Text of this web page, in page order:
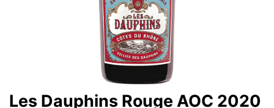
Les Dauphins Rouge AOC 2020